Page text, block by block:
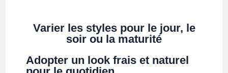
Varier les styles pour le jour, le
soir ou la maturité
Adopter un look frais et naturel